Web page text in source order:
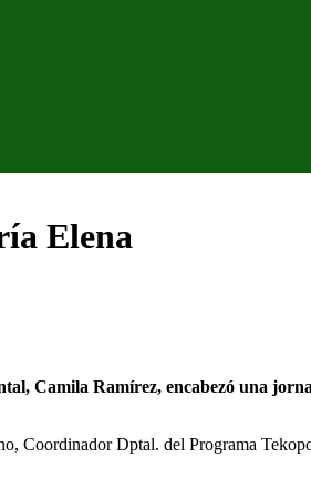
Elena
Camila Ramírez, encabezó una
Dptal. del Programa